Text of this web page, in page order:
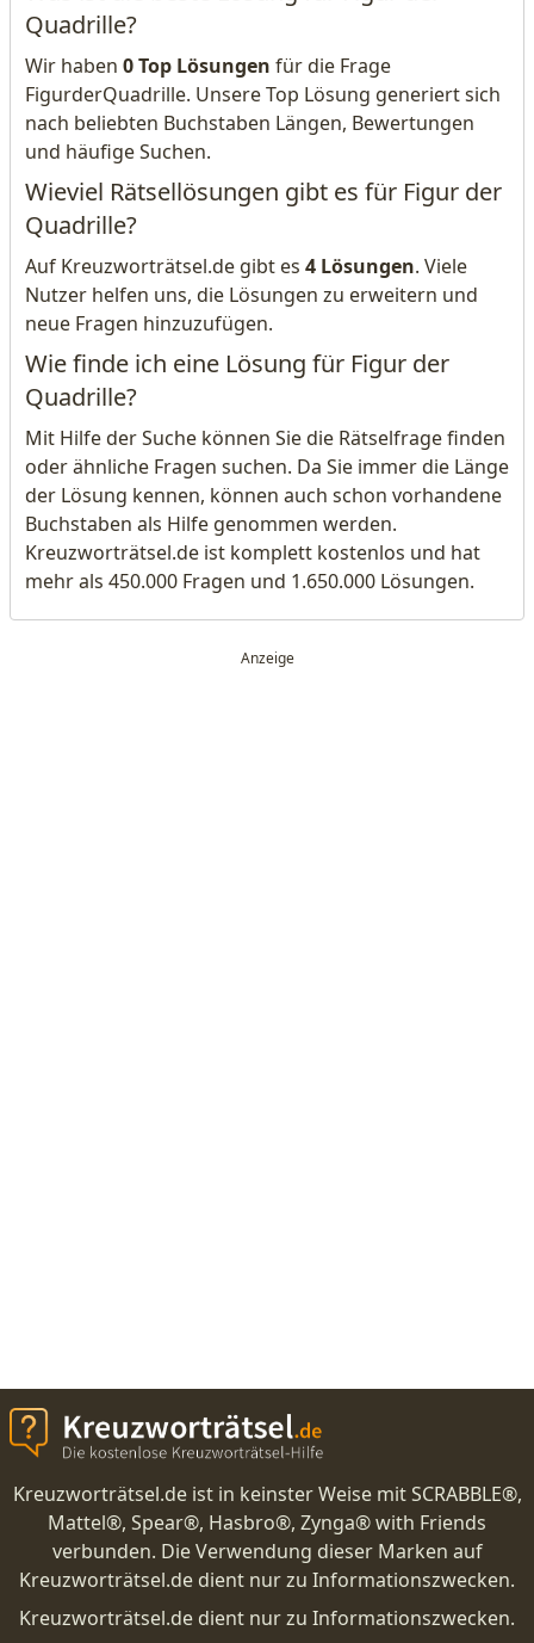
Quadrille?
Wir haben 0 Top Lösungen für die Frage
FigurderQuadrille. Unsere Top Lösung generiert sich
nach beliebten Buchstaben Längen, Bewertungen
und häufige Suchen.
Wieviel Rätsellösungen gibt es für Figur der
Quadrille?
Auf Kreuzworträtsel.de gibt es 4 Lösungen. Viele
Nutzer helfen uns, die Lösungen zu erweitern und
neue Fragen hinzuzufügen.
Wie finde ich eine Lösung für Figur der
Quadrille?
Mit Hilfe der Suche können Sie die Rätselfrage finden
oder ähnliche Fragen suchen. Da Sie immer die Länge
der Lösung kennen, können auch schon vorhandene
Buchstaben als Hilfe genommen werden.
Kreuzworträtsel.de ist komplett kostenlos und hat
mehr als 450.000 Fragen und 1.650.000 Lösungen.
Kreuzworträtsel.de ist in keinster Weise mit SCRABBLE®,
Mattel®, Spear®, Hasbro®, Zynga® with Friends
verbunden. Die Verwendung dieser Marken auf
Kreuzworträtsel.de dient nur zu Informationszwecken.
Kreuzworträtsel.de dient nur zu Informationszwecken.